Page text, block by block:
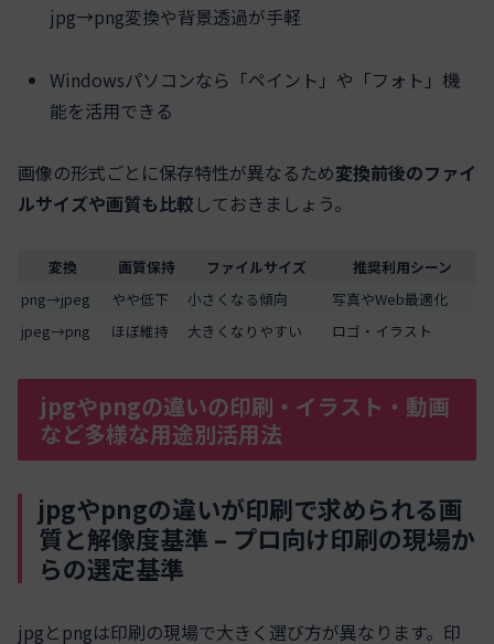
jpg→png変換や背景透過が手軽
Windowsパソコンなら「ペイント」や「フォト」機
能を活用できる
画像の形式ごとに保存特性が異なるため変換前後のファイ
ルサイズや画質も比較 しておきましょう。
変換 画質保持 ファイルサイズ
推奨利用シーン
png→jpeg
やや低下 小さくなる傾向
写真やWeb最適化
jpeg→png
ほぼ維持 大きくなりやすい ロゴ・イラスト
jpgやpngの違いの印刷・イラスト・動画
など多様な用途別活用法
jpgやpngの違いが印刷で求められる画
質と解像度基準 – プロ向け印刷の現場か
らの選定基準
jpgとpngは印刷の現場で大きく選び方が異なります。印